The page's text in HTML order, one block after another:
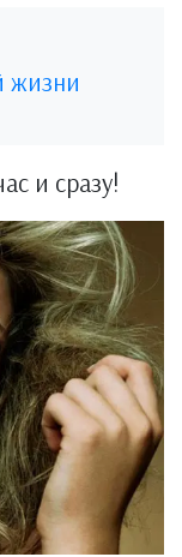
жизни
и сразу!